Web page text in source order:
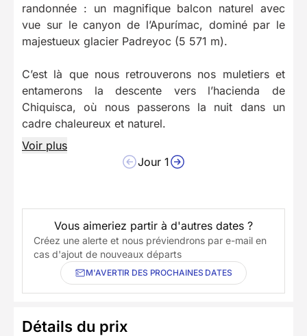
randonnée : un magnifique balcon naturel avec
vue sur le canyon de l’Apurímac, dominé par le
majestueux glacier Padreyoc (5 571 m).
C’est là que nous retrouverons nos muletiers et
entamerons la descente vers l’hacienda de
Chiquisca, où nous passerons la nuit dans un
cadre chaleureux et naturel.
Voir plus
Jour 1
Vous aimeriez partir à d'autres dates ?
Créez une alerte et nous préviendrons par e-mail en
cas d'ajout de nouveaux départs
M'AVERTIR DES PROCHAINES DATES
Détails du prix